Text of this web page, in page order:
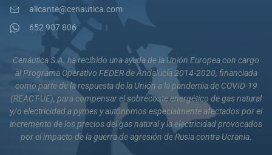
alicante@cenautica.com
652 907 806
Cenáutica S.A. ha recibido una ayuda de la Unión Europea con cargo
al Programa Operativo FEDER de Andalucía 2014-2020, financiada
como parte de la respuesta de la Unión a la pandemia de COVID-19
(REACT-UE), para compensar el sobrecoste energético de gas natural
y/o electricidad a pymes y autónomos especialmente afectados por el
incremento de los precios del gas natural y la electricidad provocados
por el impacto de la guerra de agresión de Rusia contra Ucrania.